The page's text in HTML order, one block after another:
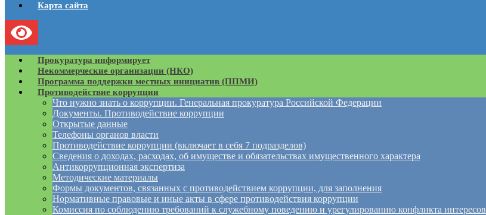
Карта сайта
Прокуратура информирует
Некоммерческие организации (НКО)
Программа поддержки местных инициатив (ППМИ)
Противодействие коррупции
Что нужно знать о коррупции. Генеральная прокуратура Российской Федерации
Документы. Противодействие коррупции
Открытые данные
Телефоны органов власти
Противодействие коррупции (включает в себя 7 подразделов)
Сведения о доходах, расходах, об имуществе и обязательствах имущественного характера
Антикоррупционная экспертиза
Методические материалы
Формы документов, связанных с противодействием коррупции, для заполнения
Нормативные правовые и иные акты в сфере противодействия коррупции
Комиссия по соблюдению требований к служебному поведению и урегулированию конфликта интересов